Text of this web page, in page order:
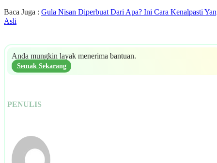
Baca Juga : Gula Nisan Diperbuat Dari Apa? Ini Cara Kenalpasti
Asli
Anda mungkin layak menerima bantuan.
Semak Sekarang
PENULIS